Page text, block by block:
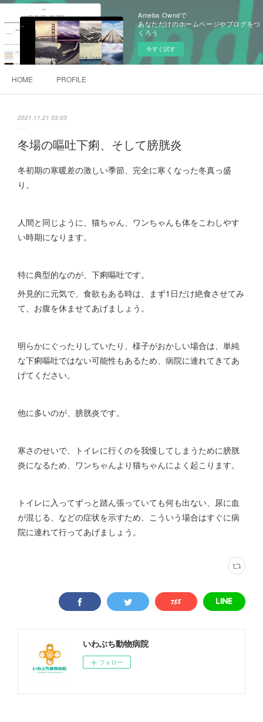
Ameba Owndで
あなただけのホームページやブログをつ
くろう
今すぐ試す
HOME PROFILE
2021.11.21 03:03
冬場の嘔吐下痢、そして膀胱炎
冬初期の寒暖差の激しい季節、完全に寒くなった冬真っ盛
り。
人間と同じように、猫ちゃん、ワンちゃんも体をこわしやす
い時期になります。
特に典型的なのが、下痢嘔吐です。
外見的に元気で、食欲もある時は、まず1日だけ絶食させてみ
て、お腹を休ませてあげましょう。
明らかにぐったりしていたり、様子がおかしい場合は、単純
な下痢嘔吐ではない可能性もあるため、病院に連れてきてあ
げてください。
他に多いのが、膀胱炎です。
寒さのせいで、トイレに行くのを我慢してしまうために膀胱
炎になるため、ワンちゃんより猫ちゃんによく起こります。
トイレに入ってずっと踏ん張っていても何も出ない、尿に血
が混じる、などの症状を示すため、こういう場合はすぐに病
院に連れて行ってあげましょう。
いわぶち動物病院
フォロー